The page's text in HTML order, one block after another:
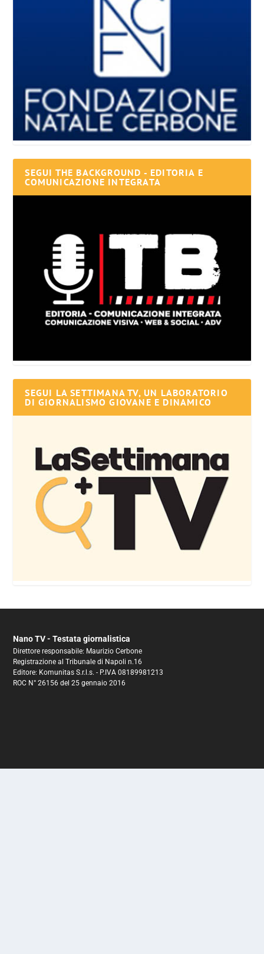
SEGUI THE BACKGROUND - EDITORIA E
COMUNICAZIONE INTEGRATA
SEGUI LA SETTIMANA TV, UN LABORATORIO
DI GIORNALISMO GIOVANE E DINAMICO
Nano TV - Testata giornalistica
Direttore responsabile: Maurizio Cerbone
Registrazione al Tribunale di Napoli n.16
Editore: Komunitas S.r.l.s. - P.IVA 08189981213
ROC N° 26156 del 25 gennaio 2016